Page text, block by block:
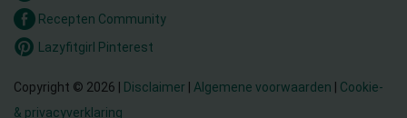
Recepten Community
Lazyfitgirl Pinterest
Copyright © 2026 | Disclaimer Algemene voorwaarden
Cookie-
& privacyverklaring